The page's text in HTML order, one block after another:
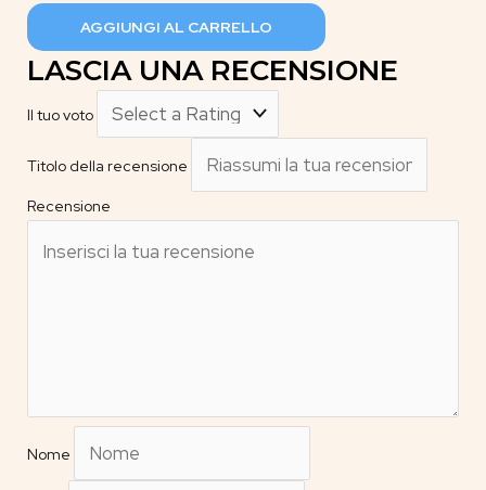
E'
ANCORA
GIORNO
ANIMA
solo
Copertina
AGGIUNGI AL CARRELLO
LASCIA UNA RECENSIONE
Il tuo voto
Titolo della recensione
Recensione
Nome